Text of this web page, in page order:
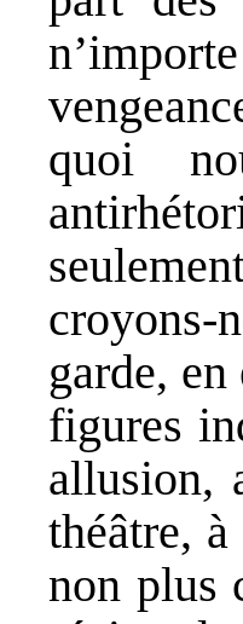
quoi
croyons-
garde,
figures
allusion,
théâtre,
non plus